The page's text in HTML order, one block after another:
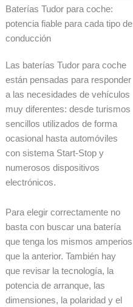
Baterías Tudor para coche:
potencia fiable para cada tipo de
conducción
Las baterías Tudor para coche
están pensadas para responder
a las necesidades de vehículos
muy diferentes: desde turismos
sencillos utilizados de forma
ocasional hasta automóviles
con sistema Start-Stop y
numerosos dispositivos
electrónicos.
Para elegir correctamente no
basta con buscar una batería
que tenga los mismos amperios
que la anterior. También hay
que revisar la tecnología, la
potencia de arranque, las
dimensiones, la polaridad y el